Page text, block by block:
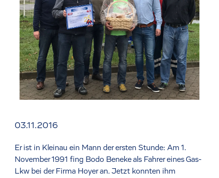
03.11.2016
Er ist in Kleinau ein Mann der ersten Stunde: Am 1.
November 1991 fing Bodo Beneke als Fahrer eines Gas-
Lkw bei der Firma Hoyer an. Jetzt konnten ihm